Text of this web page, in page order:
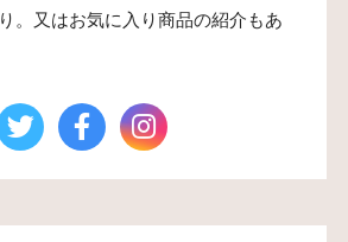
。又はお気に入り商品の紹介もあ